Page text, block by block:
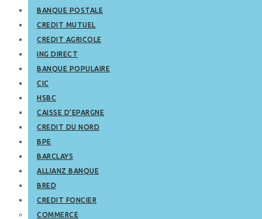
BANQUE POSTALE
CREDIT MUTUEL
CREDIT AGRICOLE
ING DIRECT
BANQUE POPULAIRE
CIC
HSBC
CAISSE D’EPARGNE
CREDIT DU NORD
BPE
BARCLAYS
ALLIANZ BANQUE
BRED
CREDIT FONCIER
COMMERCE